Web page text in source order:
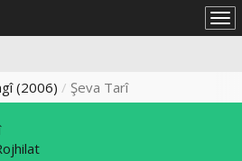
(2006) Şeva Tarî